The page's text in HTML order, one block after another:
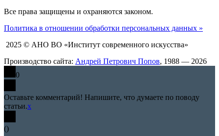
Все права защищены и охраняются законом.
Политика в отношении обработки персональных данных »
2025 © АНО ВО «Институт современного искусства»
Производство сайта: Андрей Петрович Попов, 1988 — 2026
0
Оставьте комментарий! Напишите, что думаете по поводу
статьи.x
()